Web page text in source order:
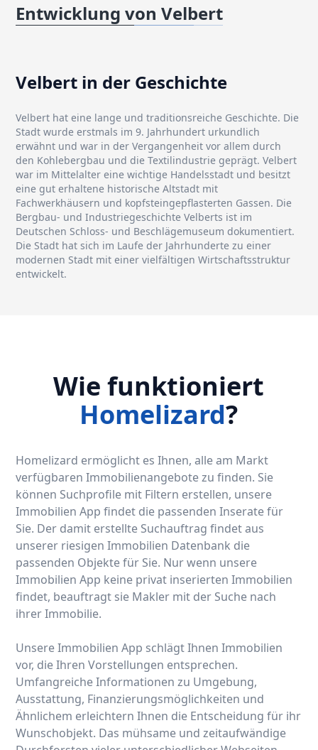
Entwicklung von Velbert
Velbert in der Geschichte
Velbert hat eine lange und traditionsreiche Geschichte. Die
Stadt wurde erstmals im 9. Jahrhundert urkundlich
erwähnt und war in der Vergangenheit vor allem durch
den Kohlebergbau und die Textilindustrie geprägt. Velbert
war im Mittelalter eine wichtige Handelsstadt und besitzt
eine gut erhaltene historische Altstadt mit
Fachwerkhäusern und kopfsteingepflasterten Gassen. Die
Bergbau- und Industriegeschichte Velberts ist im
Deutschen Schloss- und Beschlägemuseum dokumentiert.
Die Stadt hat sich im Laufe der Jahrhunderte zu einer
modernen Stadt mit einer vielfältigen Wirtschaftsstruktur
entwickelt.
Wie funktioniert
Homelizard?
Homelizard ermöglicht es Ihnen, alle am Markt
verfügbaren Immobilienangebote zu finden. Sie
können Suchprofile mit Filtern erstellen, unsere
Immobilien App findet die passenden Inserate für
Sie. Der damit erstellte Suchauftrag findet aus
unserer riesigen Immobilien Datenbank die
passenden Objekte für Sie. Nur wenn unsere
Immobilien App keine privat inserierten Immobilien
findet, beauftragt sie Makler mit der Suche nach
ihrer Immobilie.
Unsere Immobilien App schlägt Ihnen Immobilien
vor, die Ihren Vorstellungen entsprechen.
Umfangreiche Informationen zu Umgebung,
Ausstattung, Finanzierungsmöglichkeiten und
Ähnlichem erleichtern Ihnen die Entscheidung für ihr
Wunschobjekt. Das mühsame und zeitaufwändige